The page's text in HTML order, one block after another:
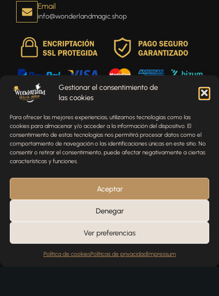
Gestionar el consentimiento de
las cookies
Para ofrecer las mejores experiencias, utilizamos tecnologías como las
cookies para almacenar y/o acceder a la información del dispositivo. El
consentimiento de estas tecnologías nos permitirá procesar datos como el
comportamiento de navegación o las identificaciones únicas en este sitio. No
consentir o retirar el consentimiento, puede afectar negativamente a ciertas
características y funciones.
Aceptar
Denegar
Ver preferencias
Política de cookiesPolíticas de privacidadImpressum
Email
info@wonderlandmagic.shop
Envíenos un mensaje
¿Tienes alguna pregunta, comentario o necesitas ayuda
con tu pedido? Estamos aquí para ayudarte.
NOMBRE
EMAIL
MENSAJE